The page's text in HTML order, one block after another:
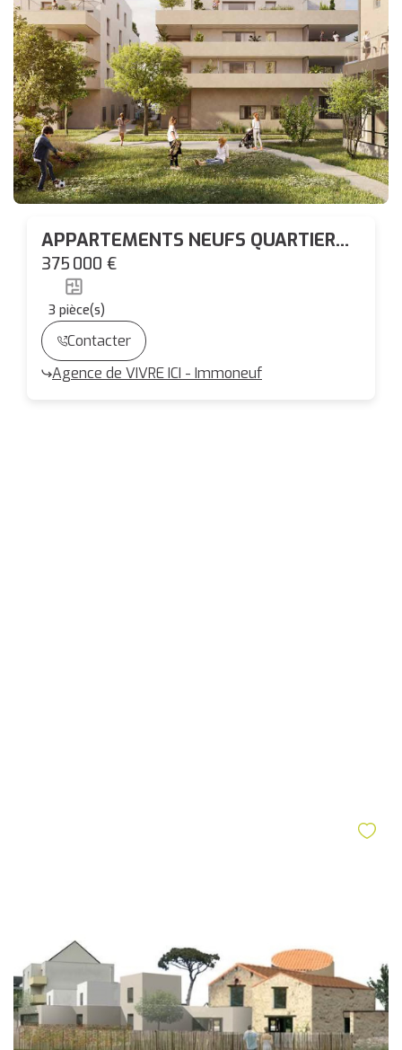
APPARTEMENTS NEUFS QUARTIER
DOULON
375 000 €
3 pièce(s)
Contacter
Agence de VIVRE ICI - Immoneuf